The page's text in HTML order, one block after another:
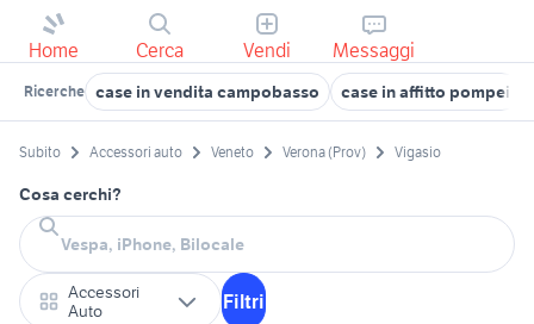
Home Cerca Vendi Messaggi
Ricerche case in vendita campobasso case in affitto pompei
Subito Accessori auto Veneto Verona (Prov) Vigasio
Cosa cerchi?
Accessori
Auto
Filtri